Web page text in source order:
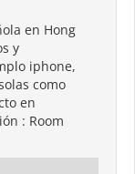
en Hong
y
iphone,
como
en
: Room